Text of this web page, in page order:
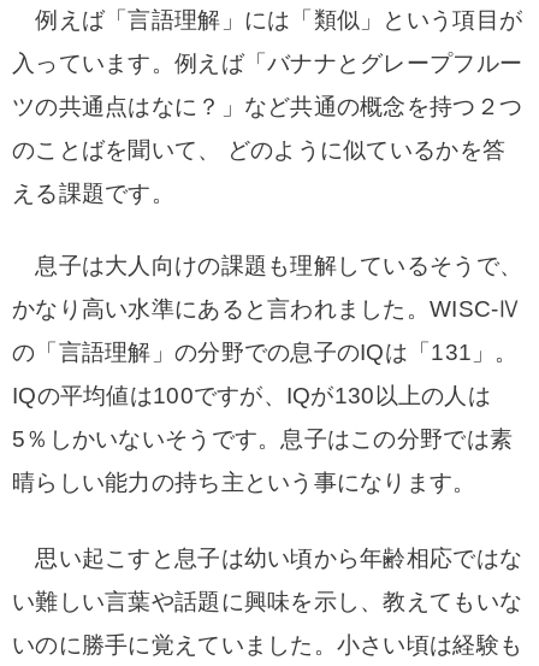
例えば「言語理解」には「類似」という項目が
入っています。例えば「バナナとグレープフルー
ツの共通点はなに？」など共通の概念を持つ２つ
のことばを聞いて、 どのように似ているかを答
える課題です。
息子は大人向けの課題も理解しているそうで、
かなり高い水準にあると言われました。WISC-Ⅳ
の「言語理解」の分野での息子のIQは「131」。
IQの平均値は100ですが、IQが130以上の人は
5％しかいないそうです。息子はこの分野では素
晴らしい能力の持ち主という事になります。
思い起こすと息子は幼い頃から年齢相応ではな
い難しい言葉や話題に興味を示し、教えてもいな
いのに勝手に覚えていました。小さい頃は経験も